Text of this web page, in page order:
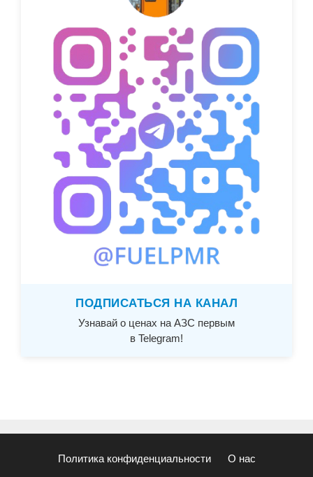
ПОДПИСАТЬСЯ НА КАНАЛ
Узнавай о ценах на АЗС первым
в Telegram!
Политика конфиденциальности О нас